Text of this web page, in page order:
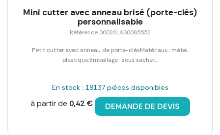
Mini cutter avec anneau brisé (porte-clés)
personnalisable
Référence 00020LAB0085552
Petit cutter avec anneau de porte-clésMatériaux : métal,
plastique,Emballage : sous sachet...
En stock : 19137 pièces disponibles
à partir de 0,42 € DEMANDE DE DEVIS